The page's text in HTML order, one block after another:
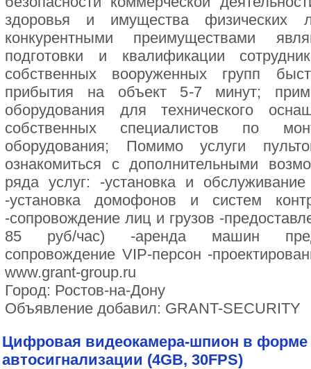
здоровья и имущества физических
конкурентными преимуществами
подготовки и квалификации
собственных вооруженных групп
прибытия на объект 5-7 минут;
оборудования для технического
собственных специалистов по
оборудования; Помимо услуги
ознакомиться с дополнительными
ряда услуг: -установка и
-установка домофонов и систем
-сопровождение лиц и грузов -
85 руб/час) -аренда машин
сопровождение VIP-персон -
www.grant-group.ru
Город: Ростов-на-Дону
Объявление добавил: GRANT-SECURITY
Цифровая видеокамера-шпион в форме
автосигнализации (4GB, 30FPS)